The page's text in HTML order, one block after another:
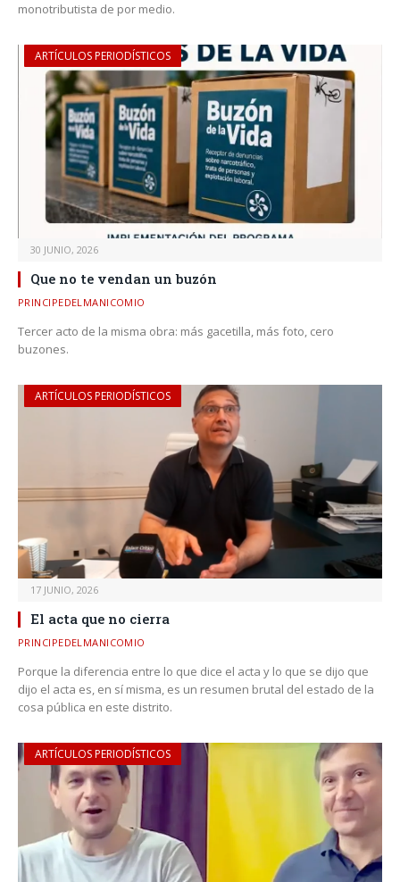
monotributista de por medio.
ARTÍCULOS PERIODÍSTICOS
30 JUNIO, 2026
Que no te vendan un buzón
PRINCIPEDELMANICOMIO
Tercer acto de la misma obra: más gacetilla, más foto, cero
buzones.
ARTÍCULOS PERIODÍSTICOS
17 JUNIO, 2026
El acta que no cierra
PRINCIPEDELMANICOMIO
Porque la diferencia entre lo que dice el acta y lo que se dijo que
dijo el acta es, en sí misma, es un resumen brutal del estado de la
cosa pública en este distrito.
ARTÍCULOS PERIODÍSTICOS